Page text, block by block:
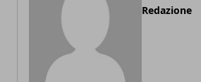
Redazione